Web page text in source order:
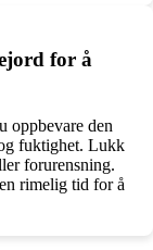
for å
oppbevare den
fuktighet. Lukk
forurensning.
rimelig tid for å